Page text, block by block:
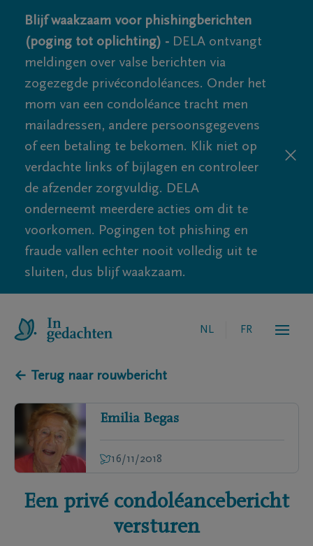
Blijf waakzaam voor phishingberichten
(poging tot oplichting) - DELA ontvangt
meldingen over valse berichten via
zogezegde privécondoléances. Onder het
mom van een condoléance tracht men
mailadressen, andere persoonsgegevens
of een betaling te bekomen. Klik niet op
verdachte links of bijlagen en controleer
de afzender zorgvuldig. DELA
onderneemt meerdere acties om dit te
voorkomen. Pogingen tot phishing en
fraude vallen echter nooit volledig uit te
sluiten, dus blijf waakzaam.
NL FR
← Terug naar rouwbericht
Emilia Begas
16/11/2018
Een privé condoléancebericht
versturen